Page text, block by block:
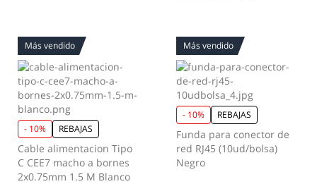
Más vendido
- 10% REBAJAS
Cable alimentacion Tipo
C CEE7 macho a bornes
2x0.75mm 1.5 M Blanco
Más vendido
- 10% REBAJAS
Funda para conector de
red RJ45 (10ud/bolsa)
Negro